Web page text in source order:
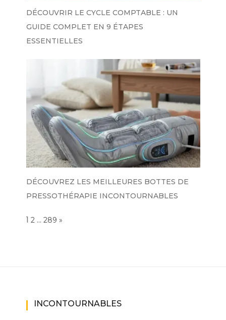
DÉCOUVRIR LE CYCLE COMPTABLE : UN
GUIDE COMPLET EN 9 ÉTAPES
ESSENTIELLES
DÉCOUVREZ LES MEILLEURES BOTTES DE
PRESSOTHÉRAPIE INCONTOURNABLES
Page:
1 2 … 289 NEXT
»
INCONTOURNABLES